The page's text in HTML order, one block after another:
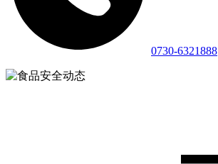
0730-6321888